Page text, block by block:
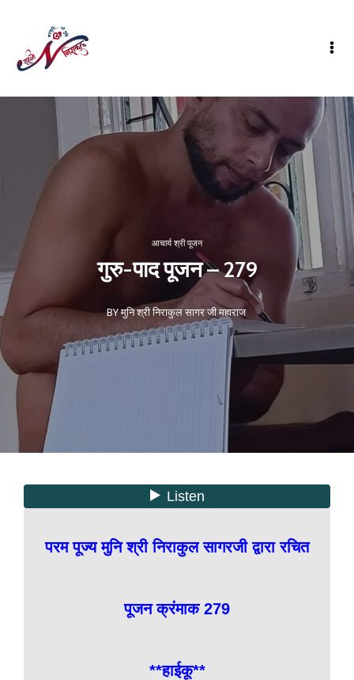
आचार्य श्री पूजन
गुरु-पाद पूजन – 279
BY मुनि श्री निराकुल सागर जी महाराज
परम पूज्य मुनि श्री निराकुल सागरजी द्वारा रचित
पूजन क्रंमाक 279
**हाईकू**